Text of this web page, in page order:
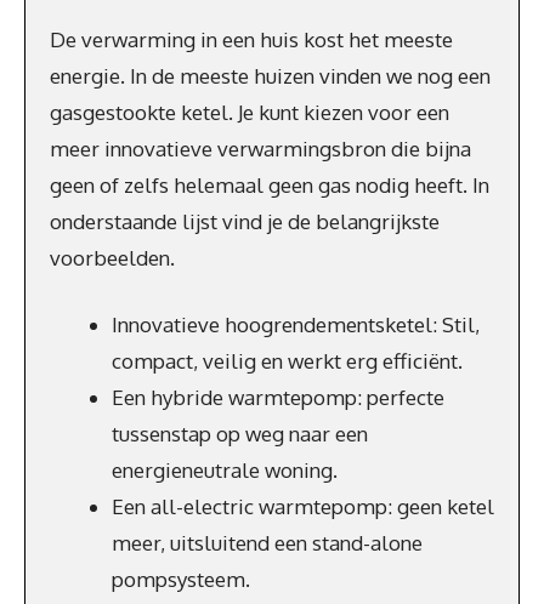
De verwarming in een huis kost het meeste
energie. In de meeste huizen vinden we nog een
gasgestookte ketel. Je kunt kiezen voor een
meer innovatieve verwarmingsbron die bijna
geen of zelfs helemaal geen gas nodig heeft. In
onderstaande lijst vind je de belangrijkste
voorbeelden.
Innovatieve hoogrendementsketel: Stil,
compact, veilig en werkt erg efficiënt.
Een hybride warmtepomp: perfecte
tussenstap op weg naar een
energieneutrale woning.
Een all-electric warmtepomp: geen ketel
meer, uitsluitend een stand-alone
pompsysteem.